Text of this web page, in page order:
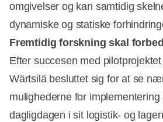
omgivelser og kan samtidig
dynamiske og statiske
Fremtidig forskning skal
Efter succesen med
Wärtsilä besluttet sig for at se
mulighederne for implementering
dagligdagen i sit logistik- og